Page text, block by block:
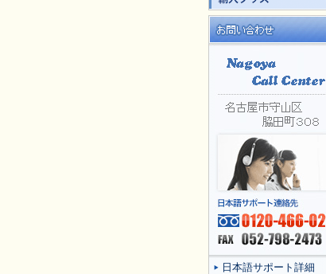
日本語サポート詳細